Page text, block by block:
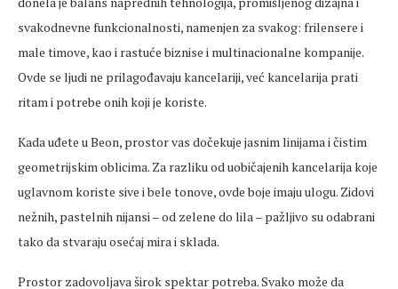
svakodnevne funkcionalnosti, namenjen za svakog: frilensere i
male timove, kao i rastuće biznise i multinacionalne kompanije.
Ovde se ljudi ne prilagođavaju kancelariji, već kancelarija prati
ritam i potrebe onih koji je koriste.
Kada uđete uBeon, prostor vas dočekuje jasnim linijama i čistim
geometrijskim oblicima. Za razliku od uobičajenih kancelarija koje
uglavnom koriste sive i bele tonove,ovdeboje imaju ulogu. Zidovi
nežnih, pastelnih nijansi– od zelene do lila – pažljivo su odabrani
tako da stvarajuosećaj mira i sklada.
Prostor zadovoljava širok spektar potreba. Svako može da